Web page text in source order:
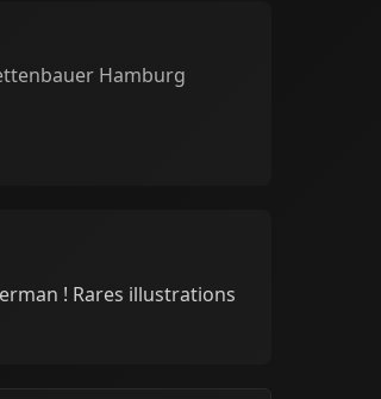
Hamburg
! Rares illustrations